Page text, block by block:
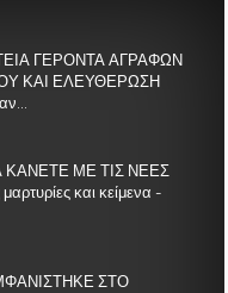
ΓΕΡΟΝΤΑ ΑΓΡΑΦΩΝ
ΚΑΙ ΕΛΕΥΘΕΡΩΣΗ
ΚΑΝΕΤΕ ΜΕ ΤΙΣ ΝΕΕΣ
και κείμενα -
ΣΤΟ